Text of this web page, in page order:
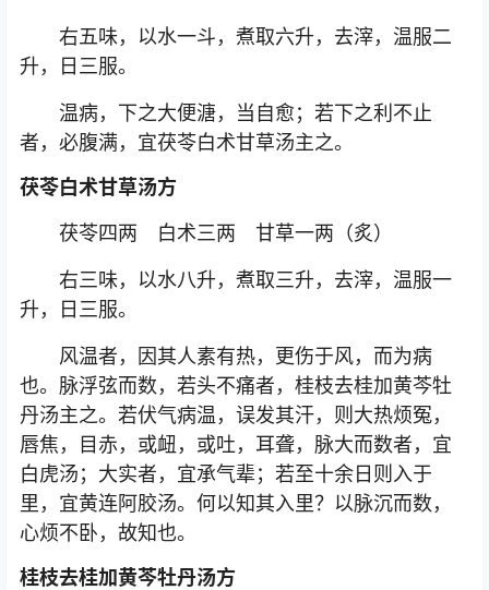
右五味，以水一斗，煮取六升，去滓，温服二
升，日三服。
温病，下之大便溏，当自愈；若下之利不止
者，必腹满，宜茯苓白术甘草汤主之。
茯苓白术甘草汤方
茯苓四两 白术三两 甘草一两（炙）
右三味，以水八升，煮取三升，去滓，温服一
升，日三服。
风温者，因其人素有热，更伤于风，而为病
也。脉浮弦而数，若头不痛者，桂枝去桂加黄芩牡
丹汤主之。若伏气病温，误发其汗，则大热烦冤，
唇焦，目赤，或衄，或吐，耳聋，脉大而数者，宜
白虎汤；大实者，宜承气辈；若至十余日则入于
里，宜黄连阿胶汤。何以知其入里？以脉沉而数，
心烦不卧，故知也。
桂枝去桂加黄芩牡丹汤方